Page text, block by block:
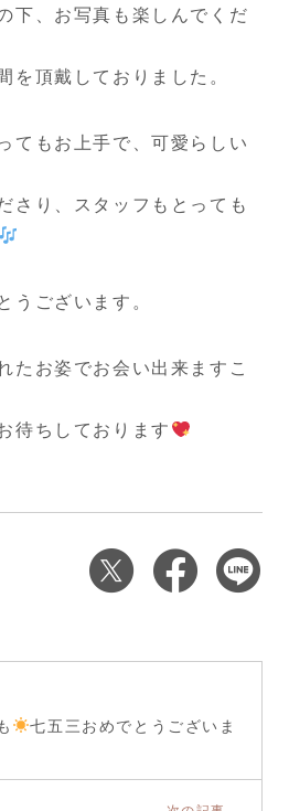
下、お写真も楽しんでくだ
を頂戴しておりました。
てもお上手で、可愛らしい
さり、スタッフもとっても
うございます。
たお姿でお会い出来ますこ
待ちしております
七五三おめでとうございま